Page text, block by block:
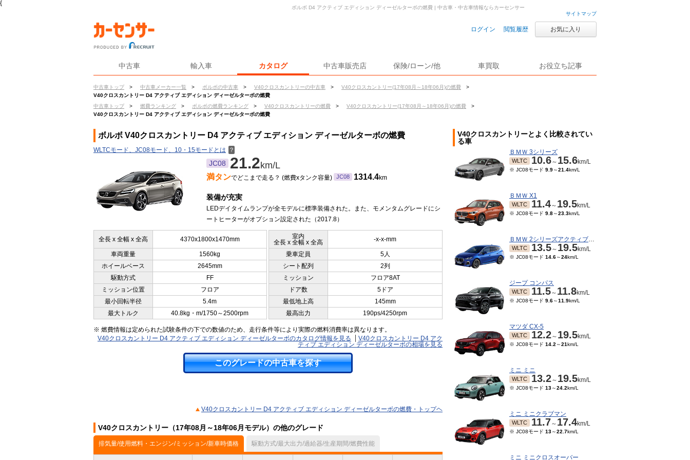
{
サイトマップ
ログイン 閲覧履歴 お気に入り
中古車 輸入車 カタログ 中古車販売店 保険/ローン/他 車買取 お役立ち記事
中古車トップ > 中古車メーカー一覧 > ボルボの中古車 > V40クロスカントリーの中古車 > V40クロスカントリー(17年08月～18年06月)の燃費
>
V40クロスカントリー D4 アクティブ エディション ディーゼルターボの燃費
中古車トップ
> 燃費ランキング > ボルボの燃費ランキング > V40クロスカントリーの燃費 > V40クロスカントリー(17年08月～18年06月)の燃費
>
V40クロスカントリー D4 アクティブ エディション ディーゼルターボの燃費
ボルボ D4 アクティブ エディション ディーゼルターボの燃費 | 中古車・中古車情報ならカーセンサー
ボルボ V40クロスカントリー D4 アクティブ エディション ディーゼルターボの燃費
WLTCモード、JC08モード、10・15モードとは ？
JC08 21.2km/L
満タンでどこまで走る？ (燃費xタンク容量) JC08 1314.4km
装備が充実
LEDデイタイムランプが全モデルに標準装備された。また、モメンタムグレードにシ
ートヒーターがオプション設定された（2017.8）
全長 x 全幅 x 全高 4370x1800x1470mm
室内
全長 x 全幅 x 全高
-x-x-mm
車両重量 1560kg 乗車定員
5人
ホイールベース
2645mm シート配列
2列
駆動方式
FF ミッション
フロア8AT
ミッション位置
フロア ドア数
5ドア
最小回転半径
5.4m 最低地上高
145mm
最大トルク
40.8kg・m/1750～2500rpm 最高出力 190ps/4250rpm
※ 燃費情報は定められた試験条件の下での数値のため、走行条件等により実際の燃料消費率は異なります。
V40クロスカントリー D4 アクティブ エディション ディーゼルターボのカタログ情報を見る
V40クロスカントリー D4 アク
ティブ エディション ディーゼルターボの相場を見る
このグレードの中古車を探す
V40クロスカントリー D4 アクティブ エディション ディーゼルターボの燃費・トップヘ
V40クロスカントリー（17年08月～18年06月モデル）の他のグレード
排気量/使用燃料・エンジン/ミッション/新車時価格 駆動方式/最大出力/過給器/生産期間/燃費性能
V40クロスカントリーとよく比較されてい
る車
ＢＭＷ 3シリーズ
WLTC 10.6～ 15.6km/L
※ JC08モード 9.9～21.4km/L
ＢＭＷ X1
WLTC 11.4～ 19.5km/L
※ JC08モード 9.8～23.3km/L
ＢＭＷ 2シリーズアクティブツアラー
WLTC 13.5～ 19.5km/L
※ JC08モード 14.6～24km/L
ジープ コンパス
WLTC 11.5～ 11.8km/L
※ JC08モード 9.6～11.9km/L
マツダ CX-5
WLTC 12.2～ 19.5km/L
※ JC08モード 14.2 ～21km/L
ミニ ミニ
WLTC 13.2～ 19.5km/L
※ JC08モード 13～24.2km/L
ミニ ミニクラブマン
WLTC 11.7～ 17.4km/L
※ JC08モード 13～22.7km/L
ミニ ミニクロスオーバー